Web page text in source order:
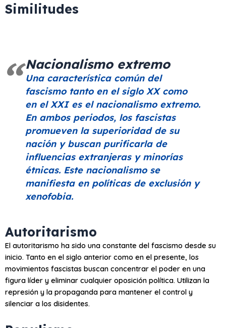
Similitudes
Nacionalismo extremo
Una característica común del
fascismo tanto en el siglo XX como
en el XXI es el nacionalismo extremo.
En ambos periodos, los fascistas
promueven la superioridad de su
nación y buscan purificarla de
influencias extranjeras y minorías
étnicas. Este nacionalismo se
manifiesta en políticas de exclusión y
xenofobia.
Autoritarismo
El autoritarismo ha sido una constante del fascismo desde su
inicio. Tanto en el siglo anterior como en el presente, los
movimientos fascistas buscan concentrar el poder en una
figura líder y eliminar cualquier oposición política. Utilizan la
represión y la propaganda para mantener el control y
silenciar a los disidentes.